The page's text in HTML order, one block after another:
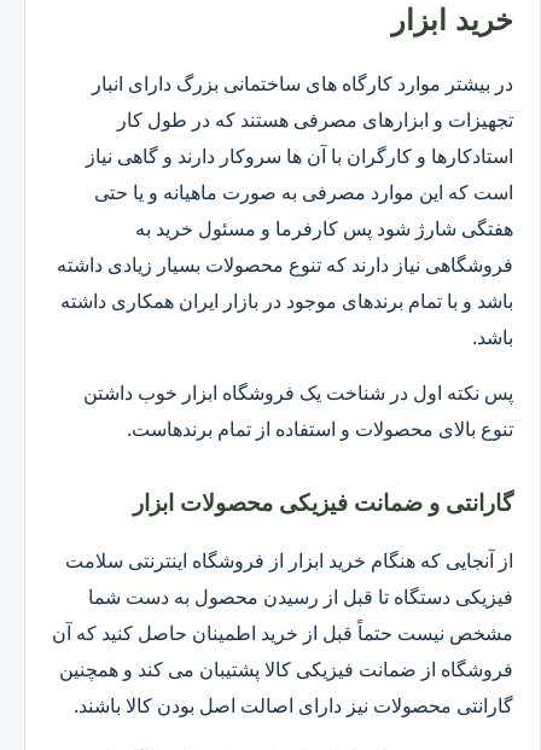
خرید ابزار
در بیشتر موارد کارگاه های ساختمانی بزرگ دارای انبار
تجهیزات و ابزارهای مصرفی هستند که در طول کار
استادکارها و کارگران با آن ها سروکار دارند و گاهی نیاز
است که این موارد مصرفی به صورت ماهیانه و یا حتی
هفتگی شارژ شود پس کارفرما و مسئول خرید به
فروشگاهی نیاز دارند که تنوع محصولات بسیار زیادی داشته
باشد و با تمام برندهای موجود در بازار ایران همکاری داشته
باشد.
پس نکته اول در شناخت یک فروشگاه ابزار خوب داشتن
تنوع بالای محصولات و استفاده از تمام برندهاست.
گارانتی و ضمانت فیزیکی محصولات ابزار
از آنجایی که هنگام خرید ابزار از فروشگاه اینترنتی سلامت
فیزیکی دستگاه تا قبل از رسیدن محصول به دست شما
مشخص نیست حتماً قبل از خرید اطمینان حاصل کنید که آن
فروشگاه از ضمانت فیزیکی کالا پشتیبان می کند و همچنین
گارانتی محصولات نیز دارای اصالت اصل بودن کالا باشند.